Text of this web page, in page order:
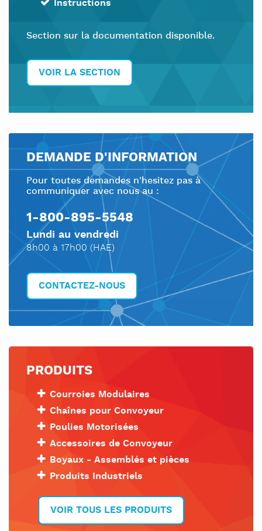
Instructions
Section sur la documentation disponible.
VOIR LA SECTION
DEMANDE D'INFORMATION
Pour toutes demandes n'hesitez pas à
communiquer avec nous au :
1-800-895-5548
Lundi au vendredi
8h00 à 17h00 (HAE)
CONTACTEZ-NOUS
PRODUITS
Courroies Modulaires
Chaînes pour Convoyeur
Poulies Motorisées
Accessoires de Convoyeur
Boyaux - Assemblés et pièces
Produits Industriels
VOIR TOUS LES PRODUITS